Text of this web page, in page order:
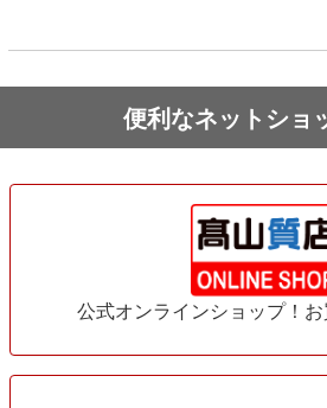
便利なネットショ
公式オンラインショップ！